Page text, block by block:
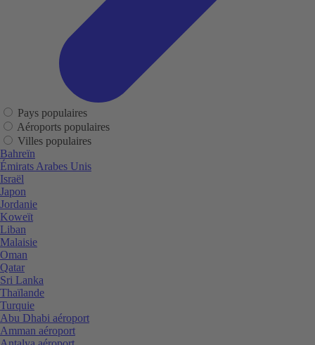
Pays populaires
Aéroports populaires
Villes populaires
Bahreïn
Émirats Arabes Unis
Israël
Japon
Jordanie
Koweït
Liban
Malaisie
Oman
Qatar
Sri Lanka
Thaïlande
Turquie
Abu Dhabi aéroport
Amman aéroport